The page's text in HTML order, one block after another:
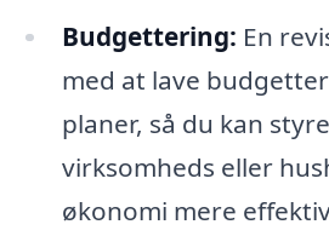
Budgettering: En
med at lave
planer, så du kan
virksomheds eller
økonomi mere